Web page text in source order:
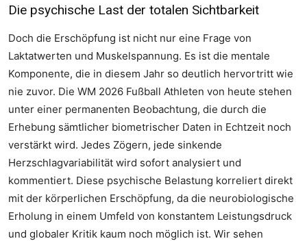
Die psychische Last der totalen Sichtbarkeit
Doch die Erschöpfung ist nicht nur eine Frage von
Laktatwerten und Muskelspannung. Es ist die mentale
Komponente, die in diesem Jahr so deutlich hervortritt wie
nie zuvor. Die WM 2026 Fußball Athleten von heute stehen
unter einer permanenten Beobachtung, die durch die
Erhebung sämtlicher biometrischer Daten in Echtzeit noch
verstärkt wird. Jedes Zögern, jede sinkende
Herzschlagvariabilität wird sofort analysiert und
kommentiert. Diese psychische Belastung korreliert direkt
mit der körperlichen Erschöpfung, da die neurobiologische
Erholung in einem Umfeld von konstantem Leistungsdruck
und globaler Kritik kaum noch möglich ist. Wir sehen